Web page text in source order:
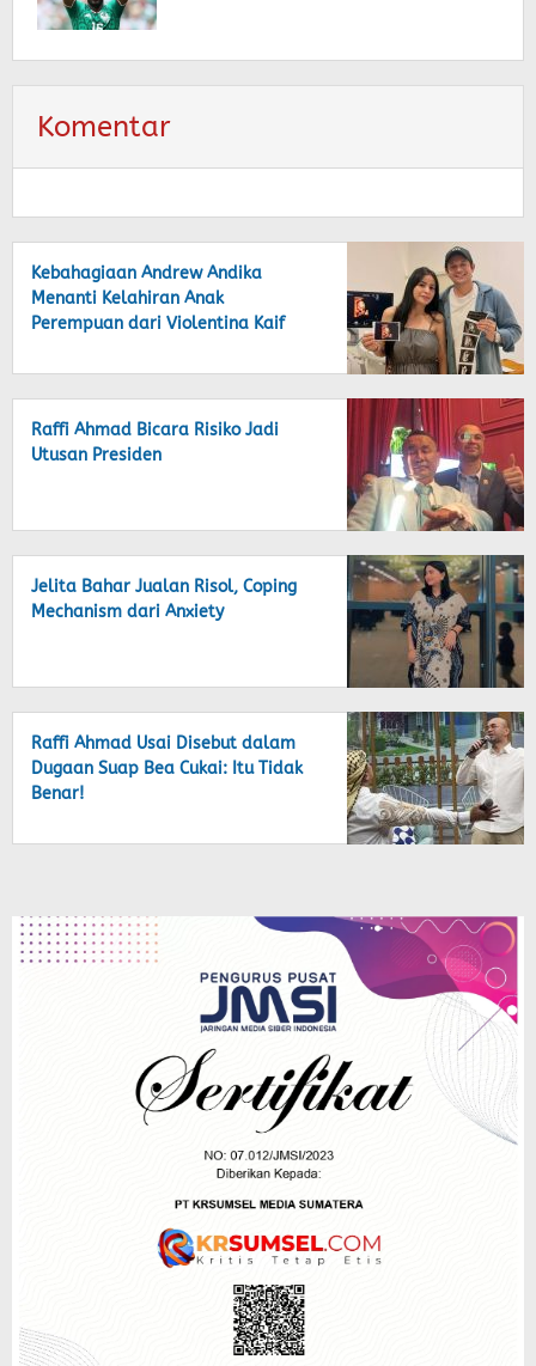
Komentar
Kebahagiaan Andrew Andika
Menanti Kelahiran Anak
Perempuan dari Violentina Kaif
Raffi Ahmad Bicara Risiko Jadi
Utusan Presiden
Jelita Bahar Jualan Risol, Coping
Mechanism dari Anxiety
Raffi Ahmad Usai Disebut dalam
Dugaan Suap Bea Cukai: Itu Tidak
Benar!